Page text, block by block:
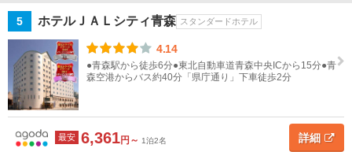
前・
津軽
半
島・
白神
山地
5 ホテルＪＡＬシティ青森 スタンダードホテル
4.14
●青森駅から徒歩6分●東北自動車道青森中央ICから15分●青
森空港からバス約40分「県庁通り」下車徒歩2分
最安 6,361円～ 1泊2名 詳細